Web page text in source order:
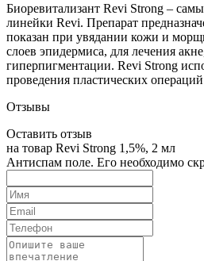
Биоревитализант Revi Strong –
линейки Revi. Препарат
показан при увядании кожи и
слоев эпидермиса, для лечения
гиперпигментации. Revi Strong
проведения пластических
Отзывы
Оставить отзыв
на товар Revi Strong 1,5%, 2 мл
Антиспам поле. Его необходимо